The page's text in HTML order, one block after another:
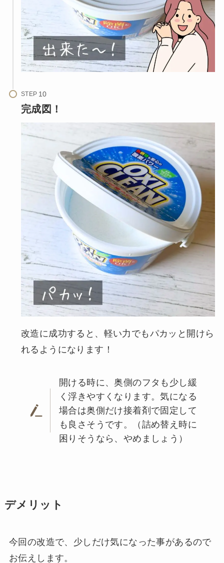
STEP
完成図！
改造に成功すると、軽い力でもパカッと開けら
れるようになります！
開ける時に、奥側のフタも少し緩
く浮きやすくなります。気になる
場合は奥側だけ接着剤で固定して
も良さそうです。（詰め替え時に
困りそうなら、やめましょう）
デメリット
今回の改造で、少しだけ気になった事があるので
お伝えします。